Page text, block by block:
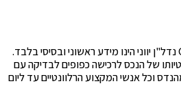
*כל המידע המוצג באתר G.R.E נדל"ן יווני הינו מידע ראשוני ובסיסי בלבד.
של הנכס לרכישה כפופים לבדיקה עם
וכל אנשי המקצוע הרלוונטיים עד ליום